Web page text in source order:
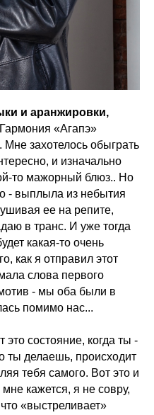
и аранжировки,
«Агапэ»
захотелось обыграть
и изначально
то мажорный блюз.. Но
- выплыла из небытия
ее на репите,
в транс. И уже тогда
какая-то очень
как я отправил этот
слова первого
- мы оба были в
помимо нас...
состояние, когда ты -
ты делаешь, происходит
тебя самого. Вот это и
кажется, я не совру,
«выстреливает»